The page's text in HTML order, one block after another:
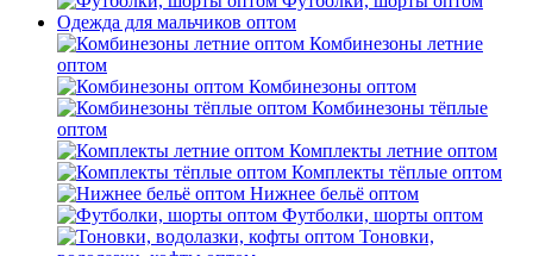
Одежда для мальчиков оптом
Комбинезоны летние
оптом
Комбинезоны оптом
Комбинезоны тёплые
оптом
Комплекты летние оптом
Комплекты тёплые оптом
Нижнее бельё оптом
Футболки, шорты оптом
Тоновки,